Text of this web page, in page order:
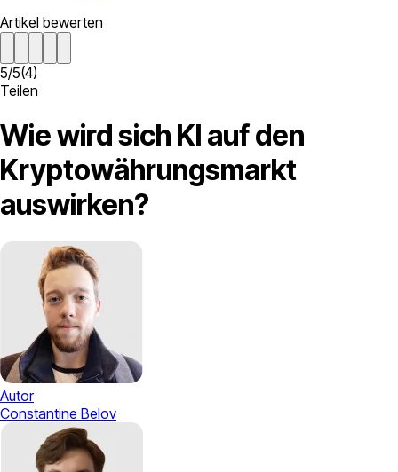
Artikel bewerten
5/5(4)
Teilen
Wie wird sich KI auf den
Kryptowährungsmarkt
auswirken?
Autor
Constantine Belov